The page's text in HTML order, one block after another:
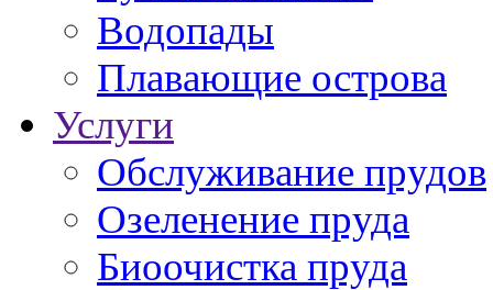
Водопады
Плавающие острова
Услуги
Обслуживание прудов
Озеленение пруда
Биоочистка пруда